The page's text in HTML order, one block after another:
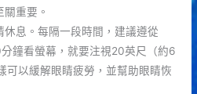
重要。
息。每隔一段時間，建議遵從
鐘看螢幕，就要注視20英尺（約6
可以緩解眼睛疲勞，並幫助眼睛恢